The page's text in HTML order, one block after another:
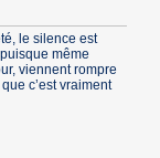
le silence est
même
viennent rompre
c’est vraiment